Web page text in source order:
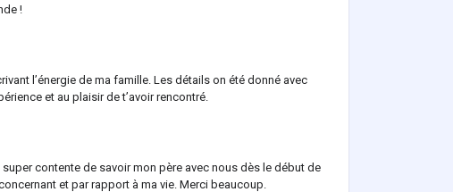
!
l’énergie de ma famille. Les détails on été donné avec
et au plaisir de t’avoir rencontré.
super contente de savoir mon père avec nous dès le début de
et par rapport à ma vie. Merci beaucoup.